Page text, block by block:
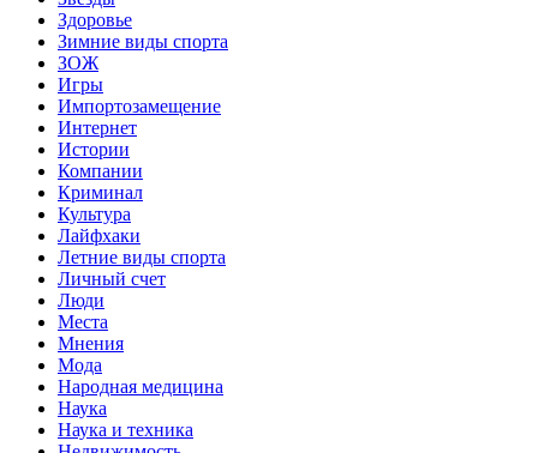
Здоровье
Зимние виды спорта
ЗОЖ
Игры
Импортозамещение
Интернет
Истории
Компании
Криминал
Культура
Лайфхаки
Летние виды спорта
Личный счет
Люди
Места
Мнения
Мода
Народная медицина
Наука
Наука и техника